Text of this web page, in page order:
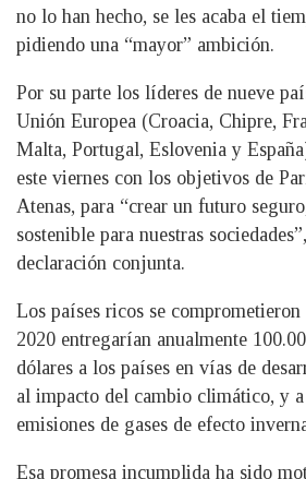
no lo han hecho, se les acaba el
pidiendo una “mayor” ambición.
Por su parte los líderes de nueve
Unión Europea (Croacia, Chipre,
Malta, Portugal, Eslovenia y
este viernes con los objetivos de
Atenas, para “crear un futuro
sostenible para nuestras
declaración conjunta.
Los países ricos se comprometieron
2020 entregarían anualmente
dólares a los países en vías de
al impacto del cambio climático, y
emisiones de gases de efecto
Esa promesa incumplida ha sido